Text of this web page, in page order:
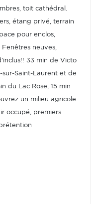
toit cathédral.
étang privé, terrain
pour enclos,
neuves,
33 min de Victo
sur-Saint-Laurent et de
du Lac Rose, 15 min
un milieu agricole
occupé, premiers